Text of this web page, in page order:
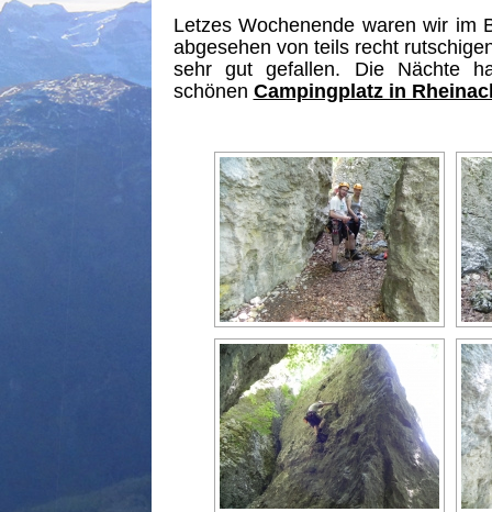
Letzes Wochenende waren wir im
abgesehen von teils recht
sehr gut gefallen. Die Nächte
schönen Campingplatz in